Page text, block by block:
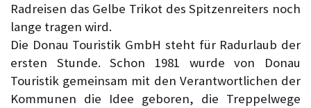
Radreisen das Gelbe Trikot des Spitzenreiters noch
lange tragen wird.
Die Donau Touristik GmbH steht für Radurlaub der
ersten Stunde. Schon 1981 wurde von Donau
Touristik gemeinsam mit den Verantwortlichen der
Kommunen die Idee geboren, die Treppelwege